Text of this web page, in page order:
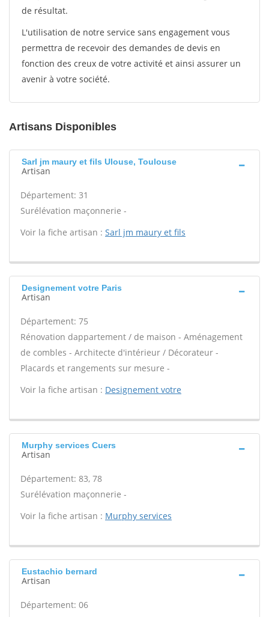
de résultat.
L'utilisation de notre service sans engagement vous
permettra de recevoir des demandes de devis en
fonction des creux de votre activité et ainsi assurer un
avenir à votre société.
Artisans Disponibles
Sarl jm maury et fils Ulouse, Toulouse
Artisan
Département: 31
Surélévation maçonnerie -
Voir la fiche artisan : Sarl jm maury et fils
Designement votre Paris
Artisan
Département: 75
Rénovation dappartement / de maison - Aménagement
de combles - Architecte d'intérieur / Décorateur -
Placards et rangements sur mesure -
Voir la fiche artisan : Designement votre
Murphy services Cuers
Artisan
Département: 83, 78
Surélévation maçonnerie -
Voir la fiche artisan : Murphy services
Eustachio bernard
Artisan
Département: 06